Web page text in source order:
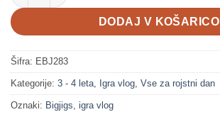
DODAJ V KOŠARICO
Šifra: EBJ283
Kategorije: 3 - 4 leta Igra vlog Vse za rojstni dan
Oznaki: Bigjigs igra vlog